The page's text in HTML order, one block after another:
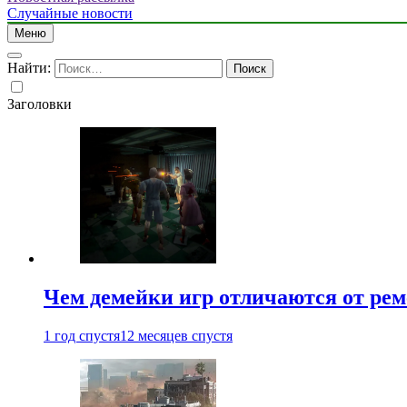
Случайные новости
Меню
Найти:
Заголовки
Чем демейки игр отличаются от
1 год спустя12 месяцев спустя